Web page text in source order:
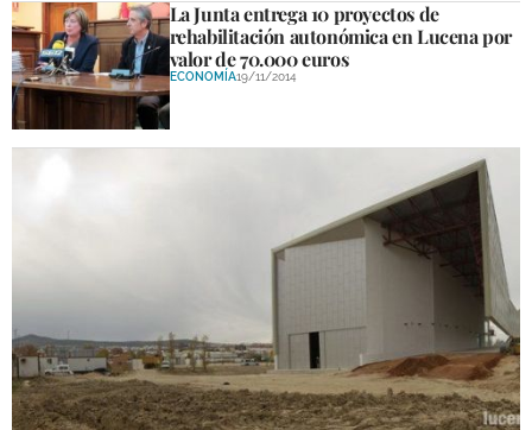
La Junta entrega 10 proyectos de
rehabilitación autonómica en Lucena por
valor de 70.000 euros
ECONOMÍA19/11/2014